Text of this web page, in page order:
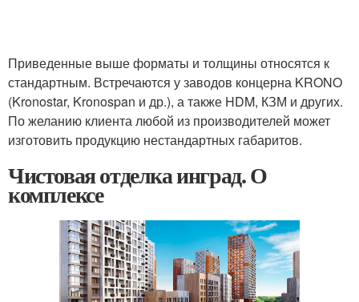
Приведенные выше форматы и толщины относятся к
стандартным. Встречаются у заводов концерна KRONO
(Kronostar, Kronospan и др.), а также HDM, КЗМ и других.
По желанию клиента любой из производителей может
изготовить продукцию нестандартных габаритов.
Чистовая отделка инград. О
комплексе